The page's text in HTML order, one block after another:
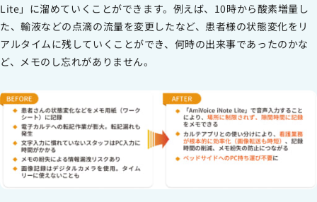
Lite」に溜めていくことができます。例えば、10時から酸素増量し
た、輸液などの点滴の流量を変更したなど、患者様の状態変化をリ
アルタイムに残していくことができ、何時の出来事であったのかな
ど、メモのし忘れがありません。